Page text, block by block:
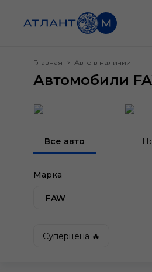
Главная Авто в наличии
Автомобили
Все авто
Марка
FAW
Суперцена 🔥